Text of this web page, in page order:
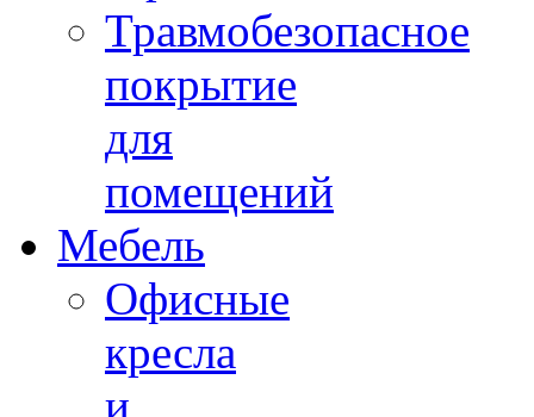
Травмобезопасное
покрытие
для
помещений
Мебель
Офисные
кресла
и